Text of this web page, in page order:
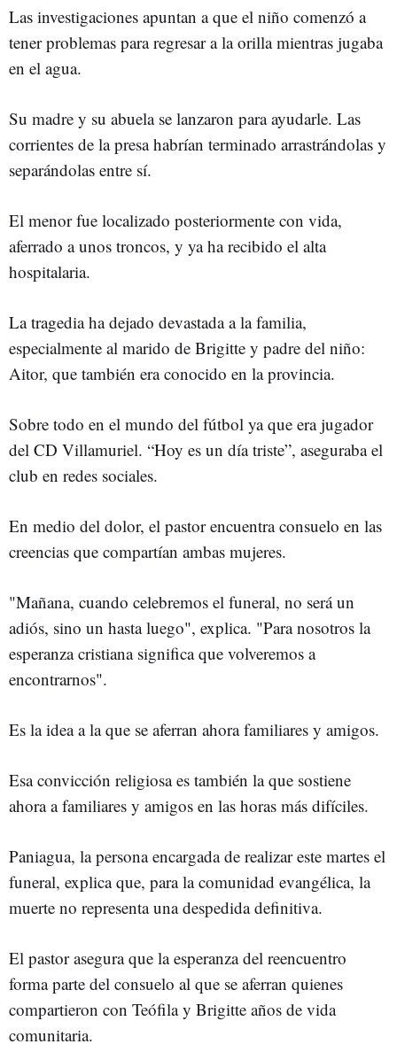
Las investigaciones apuntan a que el niño comenzó a
tener problemas para regresar a la orilla mientras jugaba
en el agua.
Su madre y su abuela se lanzaron para ayudarle. Las
corrientes de la presa habrían terminado arrastrándolas y
separándolas entre sí.
El menor fue localizado posteriormente con vida,
aferrado a unos troncos, y ya ha recibido el alta
hospitalaria.
La tragedia ha dejado devastada a la familia,
especialmente al marido de Brigitte y padre del niño:
Aitor, que también era conocido en la provincia.
Sobre todo en el mundo del fútbol ya que era jugador
del CD Villamuriel. “Hoy es un día triste”, aseguraba el
club en redes sociales.
En medio del dolor, el pastor encuentra consuelo en las
creencias que compartían ambas mujeres.
"Mañana, cuando celebremos el funeral, no será un
adiós, sino un hasta luego", explica. "Para nosotros la
esperanza cristiana significa que volveremos a
encontrarnos".
Es la idea a la que se aferran ahora familiares y amigos.
Esa convicción religiosa es también la que sostiene
ahora a familiares y amigos en las horas más difíciles.
Paniagua, la persona encargada de realizar este martes el
funeral, explica que, para la comunidad evangélica, la
muerte no representa una despedida definitiva.
El pastor asegura que la esperanza del reencuentro
forma parte del consuelo al que se aferran quienes
compartieron con Teófila y Brigitte años de vida
comunitaria.